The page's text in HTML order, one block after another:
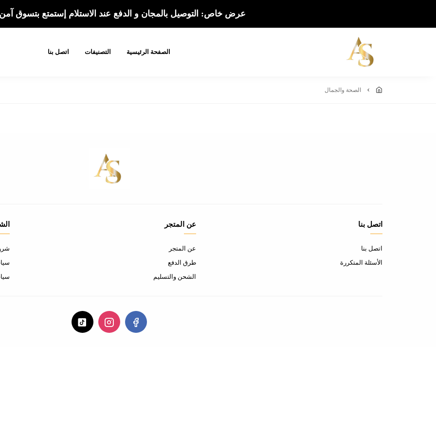
عرض خاص: التوصيل بالمجان و الدفع عند الاستلام إستمتع بتسوق
الصفحة الرئيسية التصنيفات اتصل بنا
الصحة والجمال
اتصل بنا
اتصل بنا
الأسئلة المتكررة
عن المتجر
عن المتجر
طرق الدفع
الشحن والتسليم